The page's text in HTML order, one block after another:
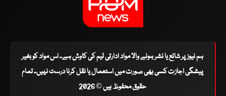
ہم نیوز پر شائع یا نشر ہونے والا مواد ادارتی ٹیم کی کاوش ہے۔ اس مواد کو بغیر
پیشگی اجازت کسی بھی صورت میں استعمال یا نقل کرنا درست نہیں۔ تمام
حقوق محفوظ ہیں © 2026